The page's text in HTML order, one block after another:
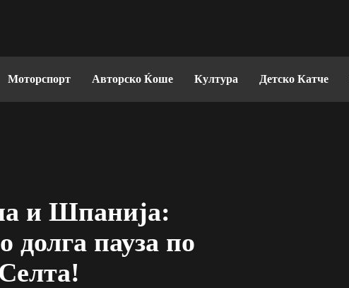
Моторспорт Авторско Ќоше Култура Детско Катче
и Шпанија:
долга пауза по